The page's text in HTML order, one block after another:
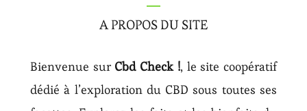
A PROPOS DU SITE
Bienvenue sur Cbd Check !, le site coopératif
dédié à l’exploration du CBD sous toutes ses